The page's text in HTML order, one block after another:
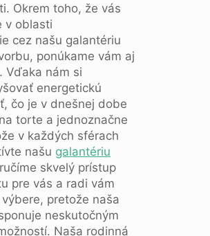
Okrem toho, že vás
v oblasti
cez našu galantériu
ponúkame vám aj
Vďaka nám si
energetickú
čo je v dnešnej dobe
torte a jednoznačne
v každých sférach
našu galantériu
skvelý prístup
pre vás a radi vám
pretože naša
neskutočným
Naša rodinná